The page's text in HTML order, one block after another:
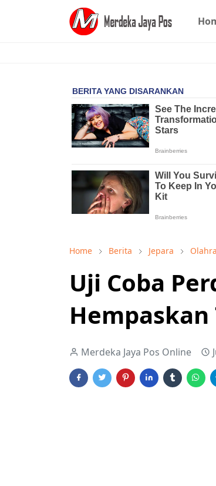
Home Berita Jepara
Uji Coba
Hempaskan
Merdeka Jaya Pos Online